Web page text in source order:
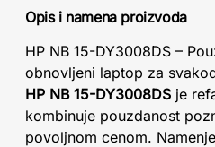
Opis i namena proizvoda
HP NB 15-DY3008DS –
obnovljeni laptop za
HP NB 15-DY3008DS je
kombinuje pouzdanost
povoljnom cenom.